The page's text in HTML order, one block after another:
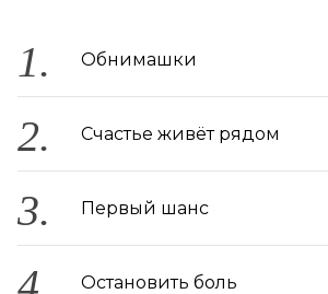
Обнимашки
Счастье живёт рядом
Первый шанс
Остановить боль